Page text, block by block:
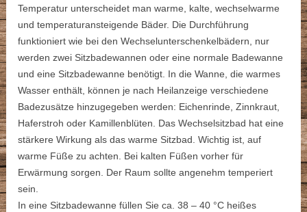
Temperatur unterscheidet man warme, kalte, wechselwarme
und temperaturansteigende Bäder. Die Durchführung
funktioniert wie bei den Wechselunterschenkelbädern, nur
werden zwei Sitzbadewannen oder eine normale Badewanne
und eine Sitzbadewanne benötigt. In die Wanne, die warmes
Wasser enthält, können je nach Heilanzeige verschiedene
Badezusätze hinzugegeben werden: Eichenrinde, Zinnkraut,
Haferstroh oder Kamillenblüten. Das Wechselsitzbad hat eine
stärkere Wirkung als das warme Sitzbad. Wichtig ist, auf
warme Füße zu achten. Bei kalten Füßen vorher für
Erwärmung sorgen. Der Raum sollte angenehm temperiert
sein.
In eine Sitzbadewanne füllen Sie ca. 38 – 40 °C heißes